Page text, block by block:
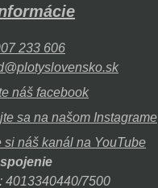
233 606
náš facebook
sa na našom Instagrame
si náš kanál na YouTube
4013340440/7500